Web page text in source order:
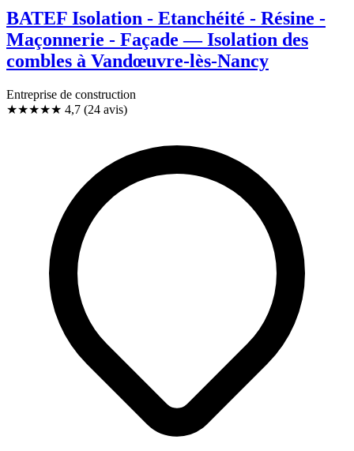
BATEF Isolation - Etanchéité - Résine -
Maçonnerie - Façade — Isolation des
combles à Vandœuvre-lès-Nancy
Entreprise de construction
★★★★★ 4,7 (24 avis)